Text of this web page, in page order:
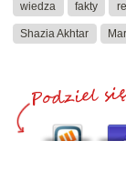
wiedza fakty
Shazia Akhtar